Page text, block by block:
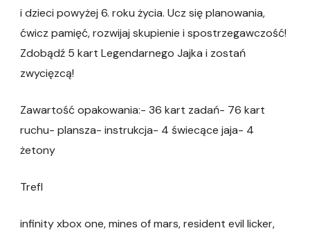
i dzieci powyżej 6. roku życia. Ucz się planowania,
ćwicz pamięć, rozwijaj skupienie i spostrzegawczość!
Zdobądź 5 kart Legendarnego Jajka i zostań
zwycięzcą!
Zawartość opakowania:- 36 kart zadań- 76 kart
ruchu- plansza- instrukcja- 4 świecące jaja- 4
żetony
Trefl
infinity xbox one, mines of mars, resident evil licker,